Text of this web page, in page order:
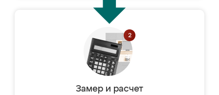
Замер и расчет